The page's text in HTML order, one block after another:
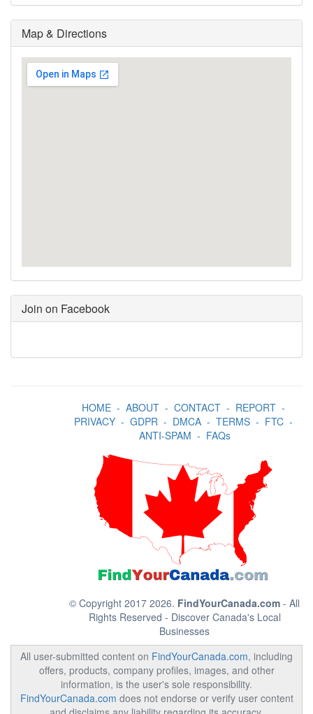
Map & Directions
Join on Facebook
HOME- ABOUT- CONTACT- REPORT-
PRIVACY- GDPR- DMCA- TERMS- FTC-
ANTI-SPAM - FAQs
© Copyright 2017 2026. FindYourCanada.com - All
Rights Reserved - Discover Canada's Local
Businesses
All user-submitted content on FindYourCanada.com, including
offers, products, company profiles, images, and other
information, is the user's sole responsibility.
FindYourCanada.com does not endorse or verify user content